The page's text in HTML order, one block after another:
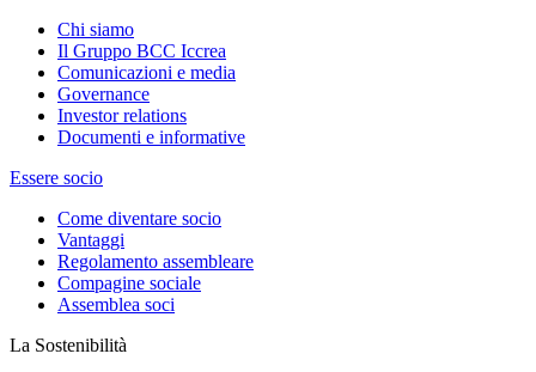
Chi siamo
Il Gruppo BCC Iccrea
Comunicazioni e media
Governance
Investor relations
Documenti e informative
Essere socio
Come diventare socio
Vantaggi
Regolamento assembleare
Compagine sociale
Assemblea soci
La Sostenibilità